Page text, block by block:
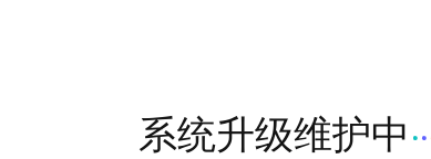
系统升级维护中